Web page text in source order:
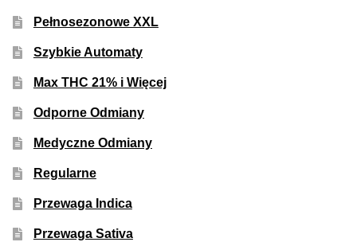
Pełnosezonowe XXL
Szybkie Automaty
Max THC 21% i Więcej
Odporne Odmiany
Medyczne Odmiany
Regularne
Przewaga Indica
Przewaga Sativa